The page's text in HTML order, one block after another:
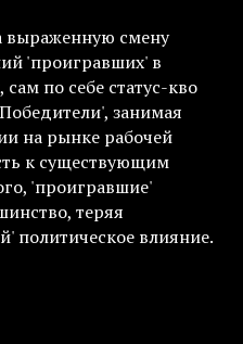
выраженную смену
'проигравших' в
по себе статус-кво
занимая
на рынке рабочей
к существующим
'проигравшие'
теряя
политическое влияние.